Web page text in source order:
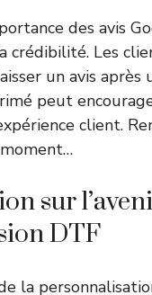
des avis
crédibilité. Les
un avis après
peut
client.
sur
DTF
la